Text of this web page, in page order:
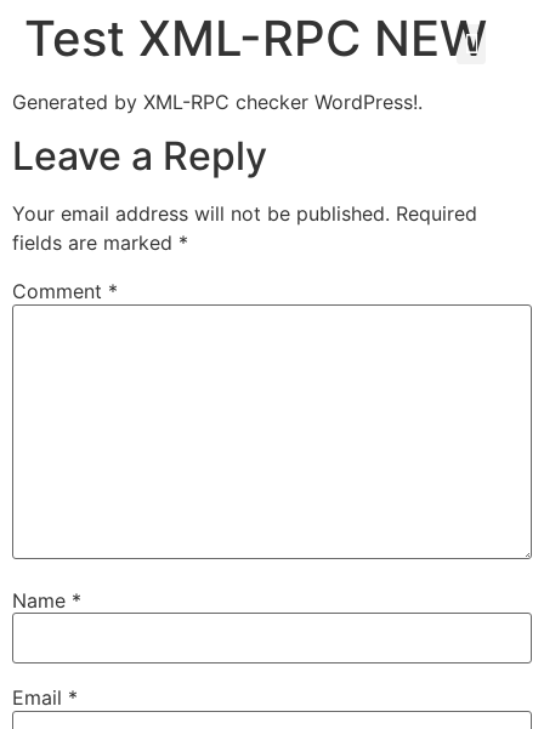
Test XML-RPC NEW
Generated by XML-RPC checker WordPress!.
Leave a Reply
Your email address will not be published. Required
fields are marked *
Comment *
Name *
Email *